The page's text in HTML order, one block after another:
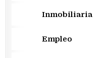
Inmobiliaria
Empleo